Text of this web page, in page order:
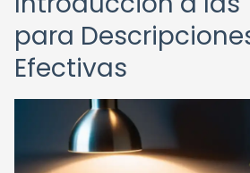
para
Efectivas